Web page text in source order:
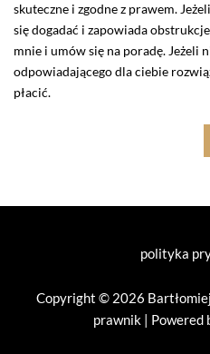
skuteczne i zgodne z prawem.
się dogadać i zapowiada
mnie i umów się na poradę. Jeżeli
odpowiadającego dla ciebie
płacić.
polityka
Copyright © 2026
prawnik | Powered